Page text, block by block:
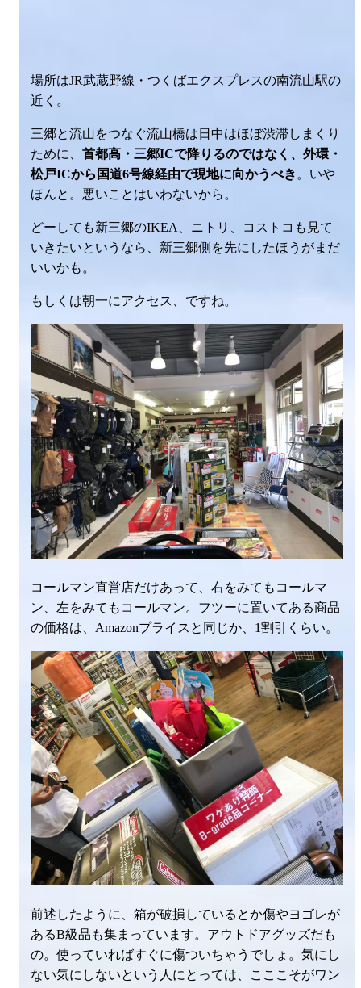
場所はJR武蔵野線・つくばエクスプレスの南流山駅の
近く。
三郷と流山をつなぐ流山橋は日中はほぼ渋滞しまくり
ために、 首都高・三郷ICで降りるのではなく、外環・
松戸ICから国道6号線経由で現地に向かうべき 。いや
ほんと。悪いことはいわないから。
どーしても新三郷のIKEA、ニトリ、コストコも見て
いきたいというなら、新三郷側を先にしたほうがまだ
いいかも。
もしくは朝一にアクセス、ですね。
コールマン直営店だけあって、右をみてもコールマ
ン、左をみてもコールマン。フツーに置いてある商品
の価格は、Amazonプライスと同じか、1割引くらい。
前述したように、箱が破損しているとか傷やヨゴレが
あるB級品も集まっています。アウトドアグッズだも
の。使っていればすぐに傷ついちゃうでしょ。気にし
ない気にしないという人にとっては、こここそがワン